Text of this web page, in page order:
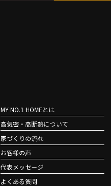
MY NO.1 HOMEとは
高気密・高断熱について
家づくりの流れ
お客様の声
代表メッセージ
よくある質問